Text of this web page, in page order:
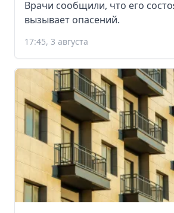
Врачи сообщили, что его
вызывает опасений.
17:45, 3 августа